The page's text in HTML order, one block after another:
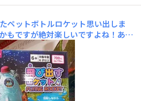
ペットボトルロケット思い出しま
もですが絶対楽しいですよね！あ
うねうねして楽しいですよ！！